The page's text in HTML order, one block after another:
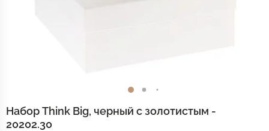
Набор Think Big, черный с золотистым -
20202.30